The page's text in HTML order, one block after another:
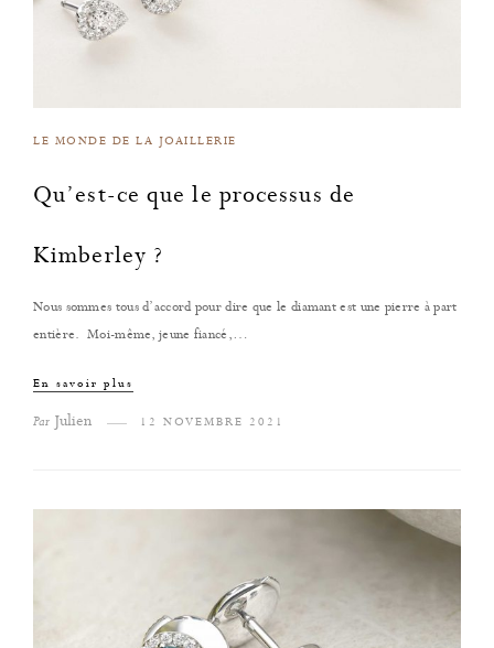
LE MONDE DE LA JOAILLERIE
Qu’est-ce que le processus de
Kimberley ?
Nous sommes tous d’accord pour dire que le diamant est une pierre à part
entière. Moi-même, jeune fiancé,…
En savoir plus
Par Julien 12 NOVEMBRE 2021